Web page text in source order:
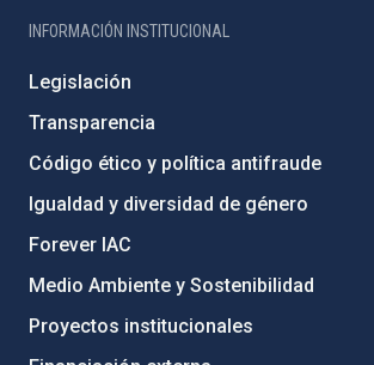
INFORMACIÓN INSTITUCIONAL
Legislación
Transparencia
Código ético y política antifraude
Igualdad y diversidad de género
Forever IAC
Medio Ambiente y Sostenibilidad
Proyectos institucionales